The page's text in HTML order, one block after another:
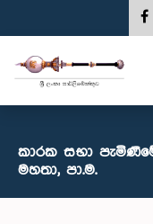
කාරක සභා
මහතා, පා.ම.